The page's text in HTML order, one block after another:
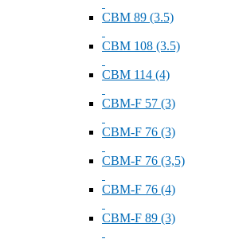
СВМ 89 (3.5)
СВМ 108 (3.5)
СВМ 114 (4)
СВМ-F 57 (3)
СВМ-F 76 (3)
СВМ-F 76 (3,5)
СВМ-F 76 (4)
СВМ-F 89 (3)